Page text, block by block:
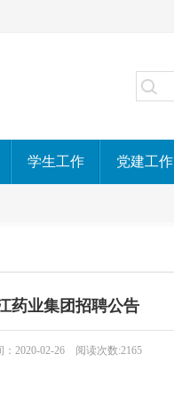
学生工作 党建工作
药业集团招聘公告
：2020-02-26 阅读次数:2165